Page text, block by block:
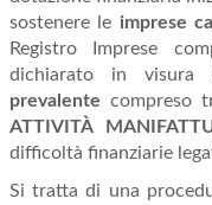
sostenere le imprese
Registro Imprese
dichiarato in
prevalente compreso
ATTIVITÀ
difficoltà finanziarie
Si tratta di una